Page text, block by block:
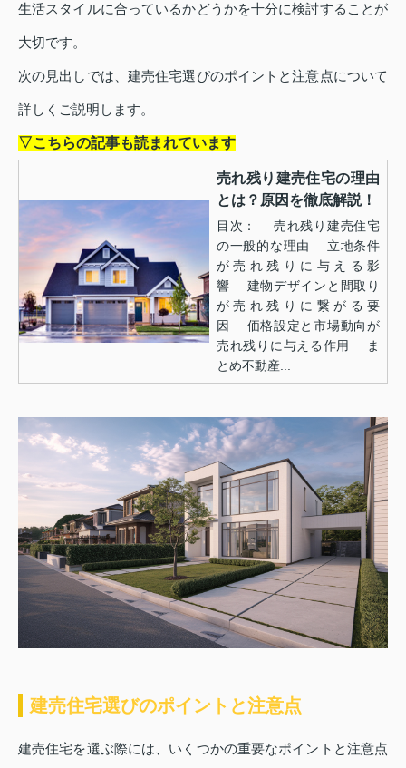
生活スタイルに合っているかどうかを十分に検討することが
大切です。
次の見出しでは、建売住宅選びのポイントと注意点について
詳しくご説明します。
▽こちらの記事も読まれています
売れ残り建売住宅の理由
とは？原因を徹底解説！
目次： 売れ残り建売住宅
の一般的な理由 立地条件
が売れ残りに与える影
響 建物デザインと間取り
が売れ残りに繋がる要
因 価格設定と市場動向が
売れ残りに与える作用 ま
とめ不動産...
建売住宅選びのポイントと注意点
建売住宅を選ぶ際には、いくつかの重要なポイントと注意点